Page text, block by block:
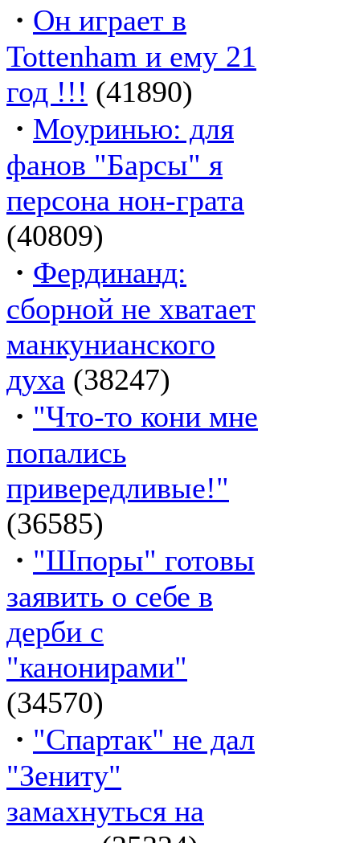
· Он играет в
Tottenham и ему 21
год !!! (41890)
· Моуринью: для
фанов "Барсы" я
персона нон-грата
(40809)
· Фердинанд:
сборной не хватает
манкунианского
духа (38247)
· "Что-то кони мне
попались
привередливые!"
(36585)
· "Шпоры" готовы
заявить о себе в
дерби с
"канонирами"
(34570)
· "Спартак" не дал
"Зениту"
замахнуться на